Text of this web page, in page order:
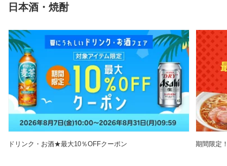
日本酒・焼酎
ドリンク・お酒★最大10％OFFクーポン 期間限定